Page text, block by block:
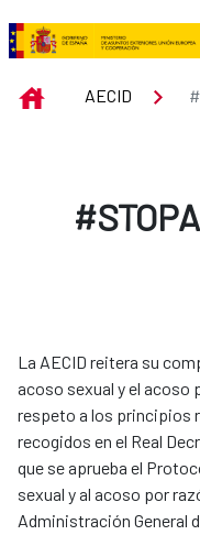
Saut au contenu principal
INICIOAECID
La AECID reitera su
acoso sexual y el acoso
respeto a los principios
recogidos en el Real
que se aprueba el
sexual y al acoso por
Administración General